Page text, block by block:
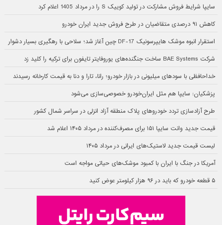
سایپا شرایط فروش مشارکت در تولید کوییک S را در مرداد 1405 اعلام کرد
کاهش ۹۱ درصدی متقاضیان در طرح فروش جدید ایران خودرو
استقرار انبوه موشک هایپرسونیک DF-17 چین آغاز شد؛ سلاحی با رهگیری بسیار دشوار
شرکت BAE Systems ساخت جنگنده‌های یوروفایتر تایفون برای ترکیه را کلید زد
خداحافظی با سودهای میلیونی در بازار خودرو؛ رانا، تارا و دنا به قیمت کارخانه رسیدند
پزشکیان: سایپا هم مثل ایران‌خودرو خصوصی‌سازی می‌شود
طرح آزادسازی تردد خودروهای پلاک منطقه آزاد انزلی در سراسر شمال کشور
قیمت جدید وانت سایپا ۱۵۱ برای مصرف‌کننده در مرداد ۱۴۰۵ اعلام شد
لیست قیمت جدید لاستیک‌های ایرانی در مرداد ۱۴۰۵
آمریکا در جنگ با ایران با کمبود موشک‌های حیاتی مواجه است
۵ قطعه خودرو که باید در ۹۶ هزار کیلومتر عوض کنید